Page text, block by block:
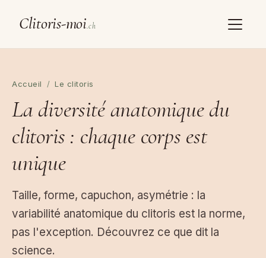
Clitoris-moi.ch
Accueil / Le clitoris
La diversité anatomique du
clitoris : chaque corps est
unique
Taille, forme, capuchon, asymétrie : la
variabilité anatomique du clitoris est la norme,
pas l'exception. Découvrez ce que dit la
science.